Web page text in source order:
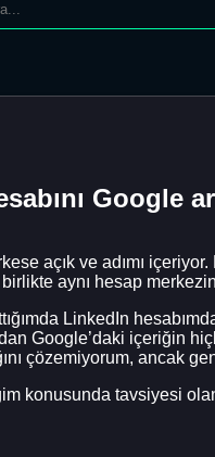
Google
açık ve adımı
aynı hesap
LinkedIn
Google’daki içeriğin
çözemiyorum, ancak
konusunda tavsiyesi